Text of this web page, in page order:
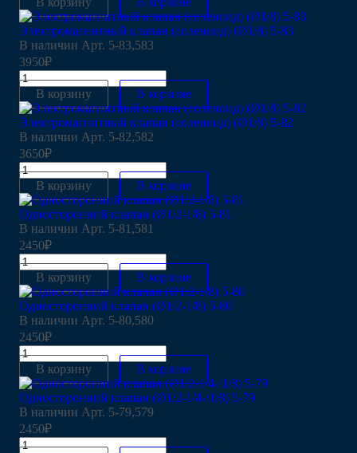
Электромагнитный клапан (соленоид) (Ø1/8) 5-83
В наличии Арт. 5-83,583
3950₽
В корзину В корзине
Электромагнитный клапан (соленоид) (Ø1/8) 5-82
В наличии Арт. 5-82,582
3650₽
В корзину В корзине
Односторонний клапан (Ø1/2-1/8) 5-81
В наличии Арт. 5-81,581
2450₽
В корзину В корзине
Односторонний клапан (Ø1/2-1/8) 5-80
В наличии Арт. 5-80,580
2450₽
В корзину В корзине
Односторонний клапан (Ø1/2-1/4-/1/8) 5-79
В наличии Арт. 5-79,579
2450₽